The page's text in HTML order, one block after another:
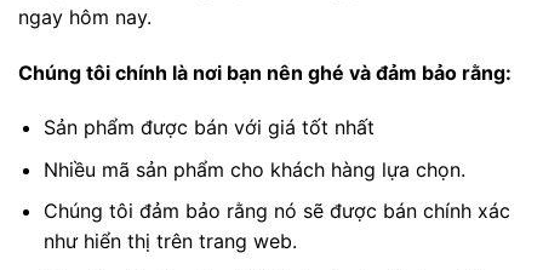
ngay hôm nay.
Chúng tôi chính là nơi bạn nên ghé và đảm bảo rằng:
Sản phẩm được bán với giá tốt nhất
Nhiều mã sản phẩm cho khách hàng lựa chọn.
Chúng tôi đảm bảo rằng nó sẽ được bán chính xác
như hiển thị trên trang web.